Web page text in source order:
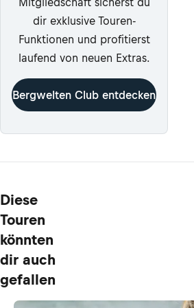
dir exklusive Touren-
Funktionen und profitierst
laufend von neuen Extras.
Bergwelten Club entdecken
Diese
Touren
könnten
dir auch
gefallen